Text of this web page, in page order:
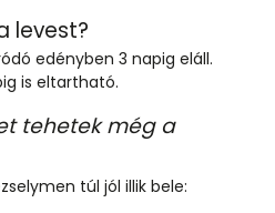
levest?
edényben 3 napig eláll.
is eltartható.
tehetek még a
túl jól illik bele: